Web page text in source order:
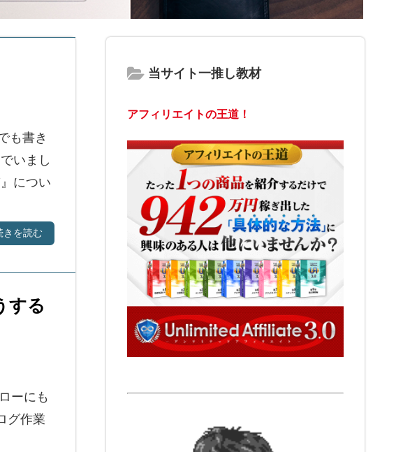
も書き
いまし
につい
きを読む
する
ーにも
グ作業
当サイト一推し教材
アフィリエイトの王道！